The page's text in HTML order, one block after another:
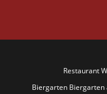
Restaurant
Biergarten Biergarten